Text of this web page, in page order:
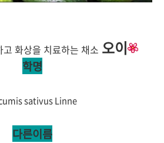
화상을 치료하는 채소 오이
학명
sativus Linne
다른이름